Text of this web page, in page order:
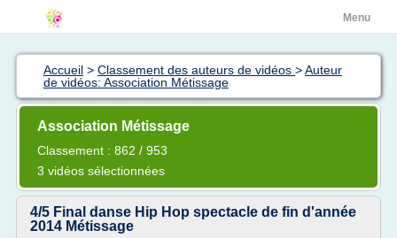
Menu
Accueil > Classement des auteurs de vidéos >Auteur
de vidéos: Association Métissage
Association Métissage
Classement : 862 / 953
3 vidéos sélectionnées
4/5 Final danse Hip Hop spectacle de fin d'année
2014 Métissage